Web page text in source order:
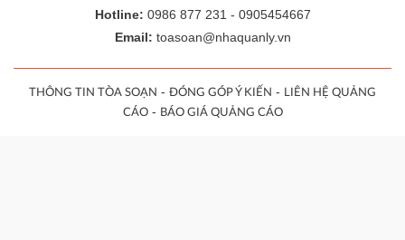
Hotline: 0986 877 231 - 0905454667
Email: toasoan@nhaquanly.vn
THÔNG TIN TÒA SOẠN - ĐÓNG GÓP Ý KIẾN - LIÊN HỆ QUẢNG
CÁO- BÁO GIÁ QUẢNG CÁO